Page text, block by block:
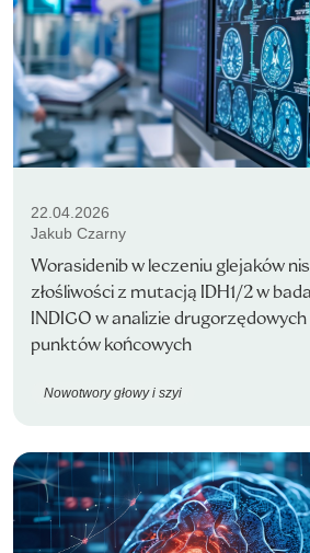
22.04.2026
Jakub Czarny
Worasidenib w leczeniu glejaków
złośliwości z mutacją IDH1/2 w
INDIGO w analizie
punktów końcowych
Nowotwory głowy i szyi